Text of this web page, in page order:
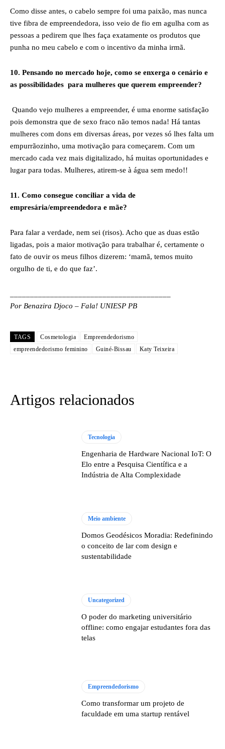
Como disse antes, o cabelo sempre foi uma paixão, mas nunca
tive fibra de empreendedora, isso veio de fio em agulha com as
pessoas a pedirem que lhes faça exatamente os produtos que
punha no meu cabelo e com o incentivo da minha irmã.
10. Pensando no mercado hoje, como se enxerga o cenário e
as possibilidades para mulheres que querem empreender?
Quando vejo mulheres a empreender, é uma enorme satisfação
pois demonstra que de sexo fraco não temos nada! Há tantas
mulheres com dons em diversas áreas, por vezes só lhes falta um
empurrãozinho, uma motivação para começarem. Com um
mercado cada vez mais digitalizado, há muitas oportunidades e
lugar para todas. Mulheres, atirem-se à água sem medo!!
11. Como consegue conciliar a vida de
empresária/empreendedora e mãe?
Para falar a verdade, nem sei (risos). Acho que as duas estão
ligadas, pois a maior motivação para trabalhar é, certamente o
fato de ouvir os meus filhos dizerem: ‘mamã, temos muito
orgulho de ti, e do que faz’.
Por Benazira Djoco – Fala! UNIESP PB
TAGS Cosmetologia
Empreendedorismo
empreendedorismo feminino
Guiné-Bissau Katy Teixeira
Artigos relacionados
Tecnologia
Engenharia de Hardware Nacional IoT: O
Elo entre a Pesquisa Científica e a
Indústria de Alta Complexidade
Meio ambiente
Domos Geodésicos Moradia: Redefinindo
o conceito de lar com design e
sustentabilidade
Uncategorized
O poder do marketing universitário
offline: como engajar estudantes fora das
telas
Empreendedorismo
Como transformar um projeto de
faculdade em uma startup rentável